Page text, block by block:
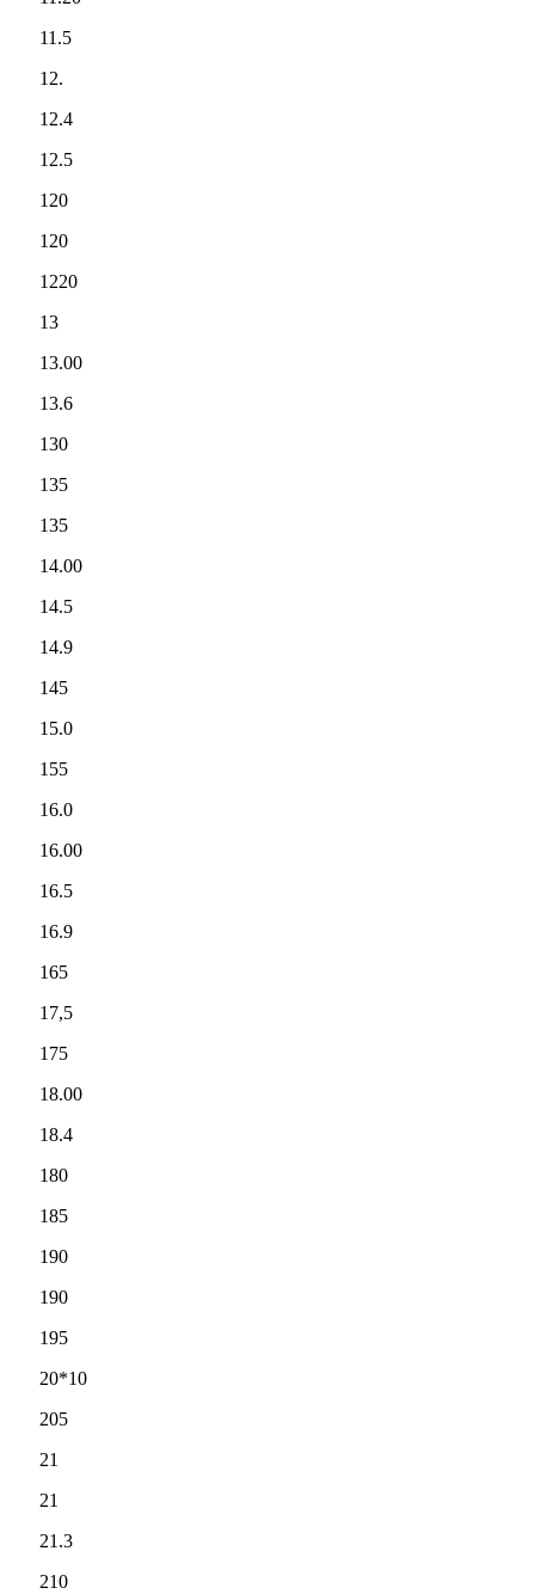
11.5
12.
12.4
12.5
120
120
1220
13
13.00
13.6
130
135
135
14.00
14.5
14.9
145
15.0
155
16.0
16.00
16.5
16.9
165
17,5
175
18.00
18.4
180
185
190
190
195
20*10
205
21
21
21.3
210